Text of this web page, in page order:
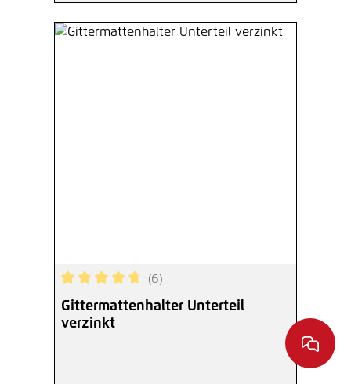
Durchschnittliche Bewertung von 4.83 von 5
(6)
Gittermattenhalter Unterteil
verzinkt